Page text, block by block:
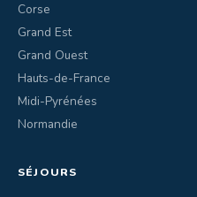
Corse
Grand Est
Grand Ouest
Hauts-de-France
Midi-Pyrénées
Normandie
SÉJOURS